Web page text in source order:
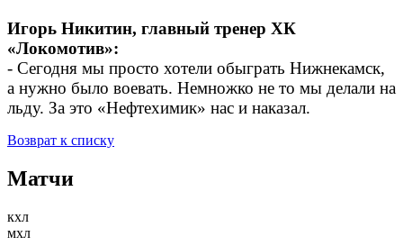
Игорь Никитин, главный тренер ХК
«Локомотив»:
- Сегодня мы просто хотели обыграть Нижнекамск,
а нужно было воевать. Немножко не то мы делали на
льду. За это «Нефтехимик» нас и наказал.
Возврат к списку
Матчи
кхл
мхл